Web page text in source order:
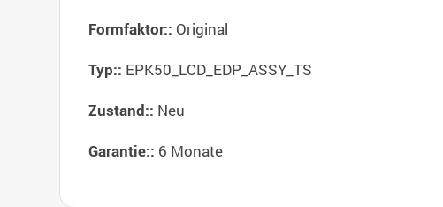
Formfaktor:: Original
Typ:: EPK50_LCD_EDP_ASSY_TS
Zustand:: Neu
Garantie:: 6 Monate